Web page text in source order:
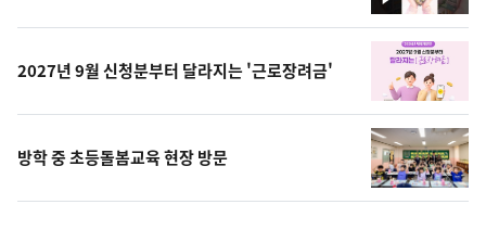
영
상
2027년 9월 신청분부터 달라지는 '근로장려금'
방학 중 초등돌봄교육 현장 방문